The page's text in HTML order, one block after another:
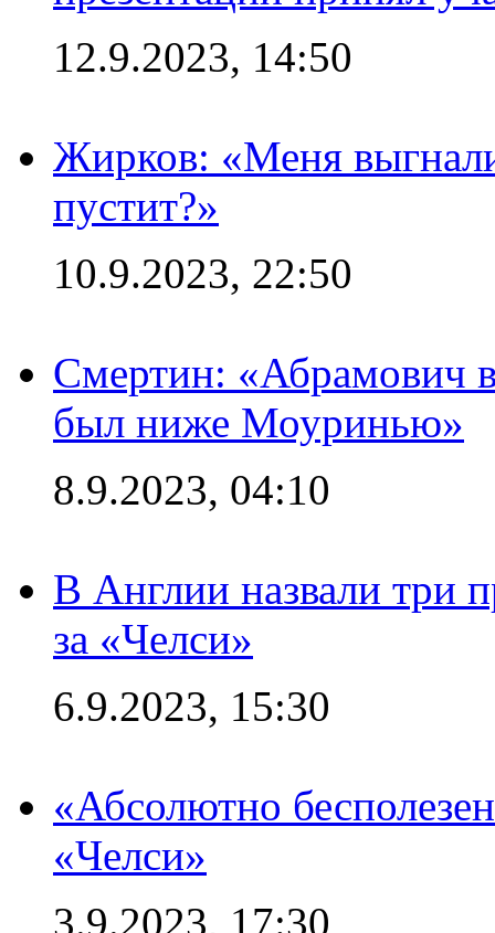
12.9.2023, 14:50
Жирков: «Меня
пустит?»
10.9.2023, 22:50
Смертин: «Абрамович в
был ниже Моуринью»
8.9.2023, 04:10
В Англии назвали три
за «Челси»
6.9.2023, 15:30
«Абсолютно
«Челси»
3.9.2023, 17:30